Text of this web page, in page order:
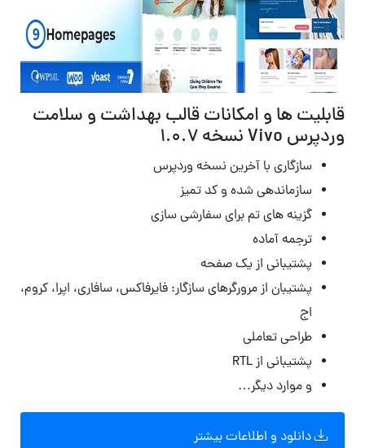
قابلیت ها و امکانات قالب بهداشت و سلامت
وردپرس Vivo نسخه 1.0.7
سازگاری با آخرین نسخه وردپرس
سازماندهی شده و کد تمیز
گزینه های تم برای سفارشی سازی
ترجمه آماده
پشتیبانی از یک صفحه
پشتیبان از مرورگرهای سازگار: فایرفاکس، سافاری، اپرا، کروم،
اج
طراحی تعاملی
پشتیبانی از RTL
و موارد دیگر…
دانلود و اطلاعات بیشتر